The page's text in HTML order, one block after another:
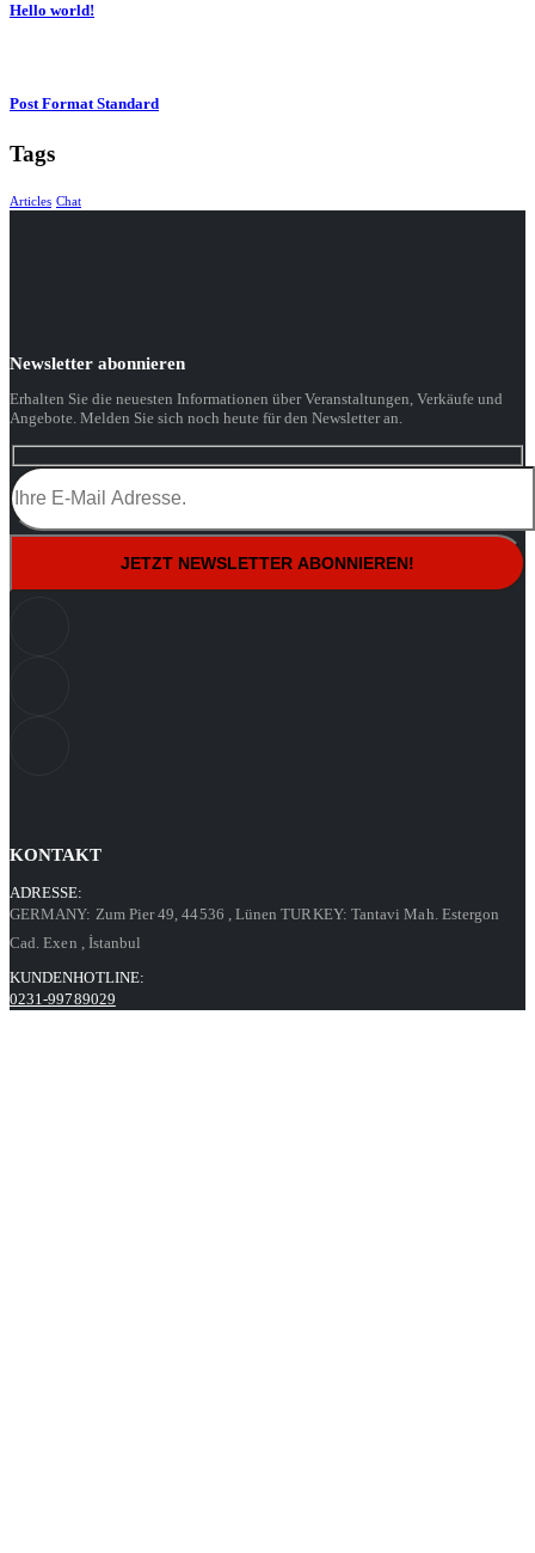
Hello world!
Post Format Standard
Tags
Articles Chat
Newsletter abonnieren
Erhalten Sie die neuesten Informationen über Veranstaltungen, Verkäufe und
Angebote. Melden Sie sich noch heute für den Newsletter an.
KONTAKT
ADRESSE:
GERMANY: Zum Pier 49, 44536
, LünenTURKEY: Tantavi Mah. Estergon
Cad. Exen
, İstanbul
KUNDENHOTLINE:
0231-99789029